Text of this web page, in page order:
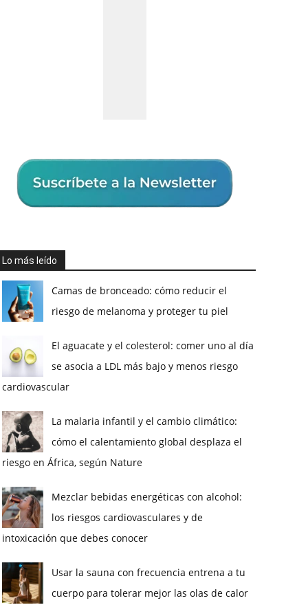
Lo más leído
Camas de bronceado: cómo reducir el
riesgo de melanoma y proteger tu piel
El aguacate y el colesterol: comer uno al día
se asocia a LDL más bajo y menos riesgo
cardiovascular
La malaria infantil y el cambio climático:
cómo el calentamiento global desplaza el
riesgo en África, según Nature
Mezclar bebidas energéticas con alcohol:
los riesgos cardiovasculares y de
intoxicación que debes conocer
Usar la sauna con frecuencia entrena a tu
cuerpo para tolerar mejor las olas de calor